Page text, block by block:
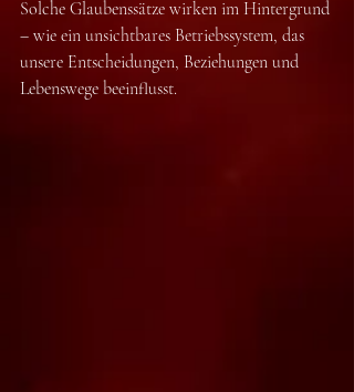
Solche Glaubenssätze wirken im Hintergrund
– wie ein unsichtbares Betriebssystem, das
unsere Entscheidungen, Beziehungen und
Lebenswege beeinflusst.